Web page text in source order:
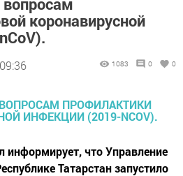
коронавирусной
1083 0 0
информирует, что Управление
Татарстан запустило